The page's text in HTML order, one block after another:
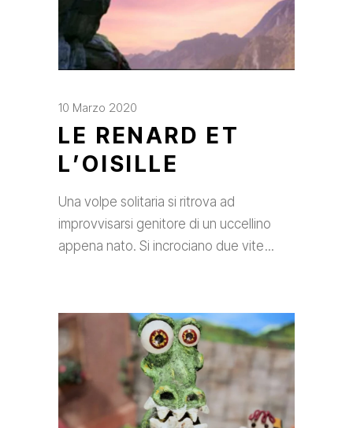
10 Marzo 2020
LE RENARD ET
L’OISILLE
Una volpe solitaria si ritrova ad
improvvisarsi genitore di un uccellino
appena nato. Si incrociano due vite